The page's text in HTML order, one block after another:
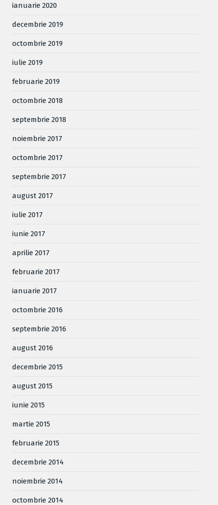
ianuarie 2020
decembrie 2019
octombrie 2019
iulie 2019
februarie 2019
octombrie 2018
septembrie 2018
noiembrie 2017
octombrie 2017
septembrie 2017
august 2017
iulie 2017
iunie 2017
aprilie 2017
februarie 2017
ianuarie 2017
octombrie 2016
septembrie 2016
august 2016
decembrie 2015
august 2015
iunie 2015
martie 2015
februarie 2015
decembrie 2014
noiembrie 2014
octombrie 2014